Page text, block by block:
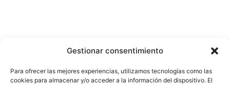
Gestionar consentimiento
Para ofrecer las mejores experiencias, utilizamos tecnologías como las
cookies para almacenar y/o acceder a la información del dispositivo. El